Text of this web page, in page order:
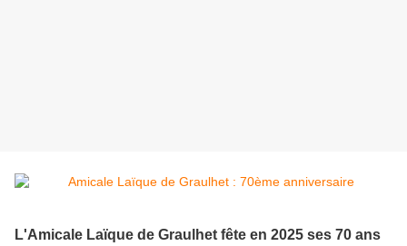
L'Amicale Laïque de Graulhet fête en 2025 ses 70 ans